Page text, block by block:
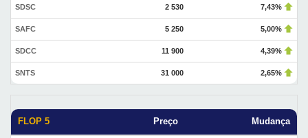
SDSC 2 530 7,43%
SAFC 5 250 5,00%
SDCC 11 900 4,39%
SNTS 31 000 2,65%
FLOP 5 Preço Mudança